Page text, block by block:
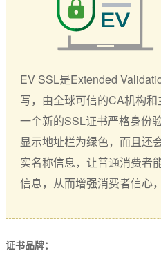
Thawte
PositiveSSL
InstantSSL
AlphaSSL
安全技术
SSL工具
CSR生成
CSR解析
SSL检测
EV SSL是Extended
写，由全球可信的CA机构
一个新的SSL证书严格身份
显示地址栏为绿色，而且还
实名称信息，让普通消费者
信息，从而增强消费者信心
证书品牌：